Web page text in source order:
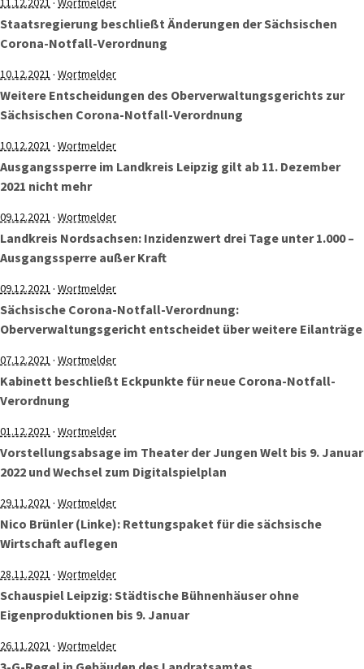
Staatsregierung beschließt Änderungen der Sächsischen
Corona-Notfall-Verordnung
10.12.2021 · Wortmelder
Weitere Entscheidungen des Oberverwaltungsgerichts zur
Sächsischen Corona-Notfall-Verordnung
10.12.2021 · Wortmelder
Ausgangssperre im Landkreis Leipzig gilt ab 11. Dezember
2021 nicht mehr
09.12.2021 · Wortmelder
Landkreis Nordsachsen: Inzidenzwert drei Tage unter 1.000 –
Ausgangssperre außer Kraft
09.12.2021 · Wortmelder
Sächsische Corona-Notfall-Verordnung:
Oberverwaltungsgericht entscheidet über weitere Eilanträge
07.12.2021 · Wortmelder
Kabinett beschließt Eckpunkte für neue Corona-Notfall-
Verordnung
01.12.2021 · Wortmelder
Vorstellungsabsage im Theater der Jungen Welt bis 9. Januar
2022 und Wechsel zum Digitalspielplan
29.11.2021 · Wortmelder
Nico Brünler (Linke): Rettungspaket für die sächsische
Wirtschaft auflegen
28.11.2021 · Wortmelder
Schauspiel Leipzig: Städtische Bühnenhäuser ohne
Eigenproduktionen bis 9. Januar
26.11.2021 · Wortmelder